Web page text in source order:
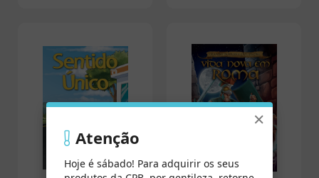
×
Atenção
Hoje é sábado! Para adquirir os seus